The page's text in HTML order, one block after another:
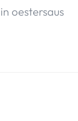
oestersaus